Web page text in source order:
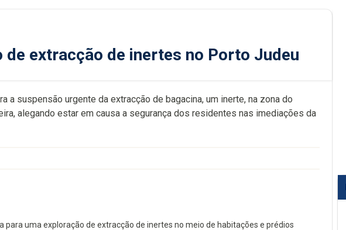
de extracção de inertes no Porto Judeu
suspensão urgente da extracção de bagacina, um inerte, na zona do
alegando estar em causa a segurança dos residentes nas imediações da
para uma exploração de extracção de inertes no meio de habitações e prédios